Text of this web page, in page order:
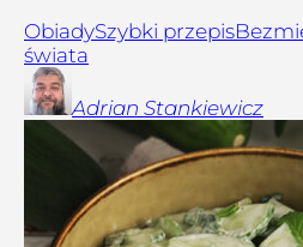
ObiadySzybki przepis
świata
Adrian Stankiewicz